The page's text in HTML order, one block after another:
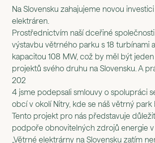
Na Slovensku zahajujeme novou
elektráren.
Prostřednictvím naší dceřiné
výstavbu větrného parku s 18 turbínami
kapacitou 108 MW, což by měl být
projektů svého druhu na Slovensku. A
202
4 jsme podepsali smlouvy o spolupráci
obcí v okolí Nitry, kde se náš větrný park
Tento projekt pro nás představuje
podpoře obnovitelných zdrojů energie v
„Větrné elektrárny na Slovensku zatím